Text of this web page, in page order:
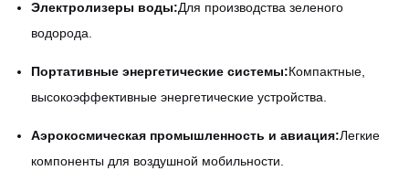
Электролизеры воды:Для производства зеленого
водорода.
Портативные энергетические системы:Компактные,
высокоэффективные энергетические устройства.
Аэрокосмическая промышленность и авиация:Легкие
компоненты для воздушной мобильности.